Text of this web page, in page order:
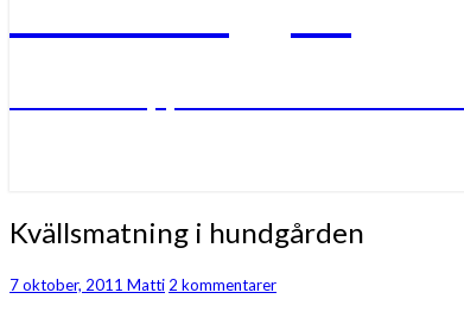
Kvällsmatning
iKvällsmatning i hundgården
7 oktober, 2011 Matti Kommentarer
2 kommentarer